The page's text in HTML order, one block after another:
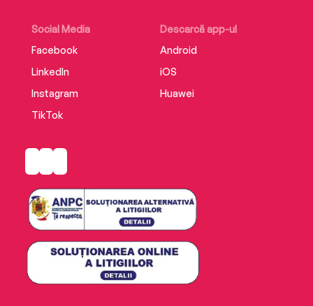
Social Media
Facebook
LinkedIn
Instagram
TikTok
Descarcă app-ul
Android
iOS
Huawei